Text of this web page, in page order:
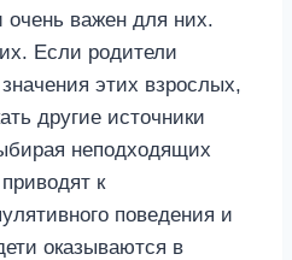
важен для них.
Если родители
этих взрослых,
другие источники
неподходящих
к
поведения и
оказываются в